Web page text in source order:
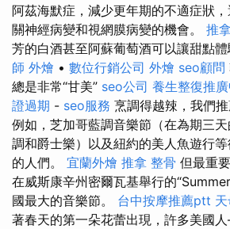
阿茲海默症，減少更年期的不適症狀
關神經病變和視網膜病變的機會。 推
芳的白酒甚至阿蘇葡萄酒可以讓甜點體
師 外燴 • 數位行銷公司 外燴 seo顧問
總是非常“甘美” seo公司 養生整復推
證過期 - seo服務 烹調得越辣，我們推
例如，芝加哥藍調音樂節（在為期三
調和爵士樂）以及紐約的美人魚遊行
的人們。 宜蘭外燴 推拿 整骨 但最重
在威斯康辛州密爾瓦基舉行的
國最大的音樂節。 台中按摩推薦ptt
著春天的第一朵花蕾出現，許多美國